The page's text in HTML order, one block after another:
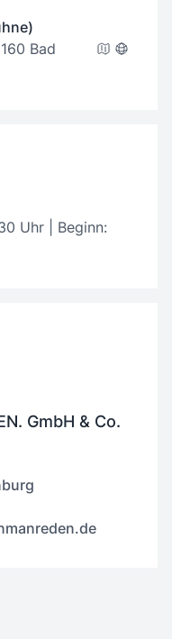
Bad
Uhr | Beginn:
GmbH & Co.